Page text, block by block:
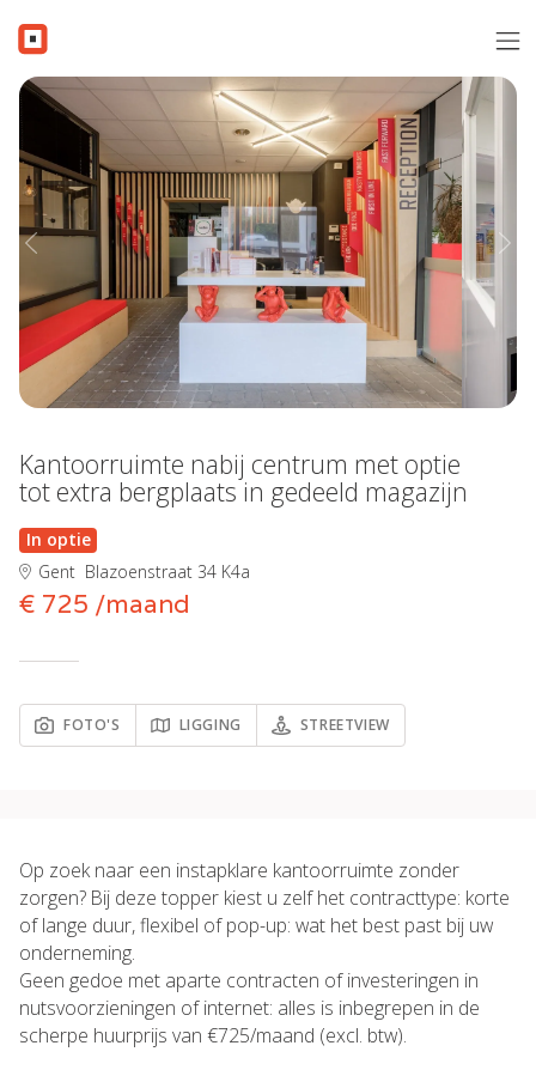
Over i-Moov
Inschrijven
Verkopen
Aanbod
Verkocht
Contact
Gratis schatting
Previous
In optie
Gent Blazoenstraat 34 K4a
€ 725 /maand
Kantoorruimte nabij centrum met optie
tot extra bergplaats in gedeeld magazijn
FOTO'S LIGGING STREETVIEW
Op zoek naar een instapklare kantoorruimte zonder
zorgen? Bij deze topper kiest u zelf het contracttype: korte
of lange duur, flexibel of pop-up: wat het best past bij uw
onderneming.
Geen gedoe met aparte contracten of investeringen in
nutsvoorzieningen of internet: alles is inbegrepen in de
scherpe huurprijs van €725/maand (excl. btw).